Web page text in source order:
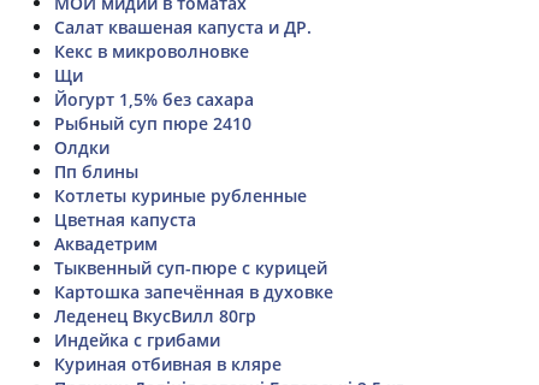
Салат квашеная капуста и ДР.
Кекс в микроволновке
Щи
Йогурт 1,5% без сахара
Рыбный суп пюре 2410
Олдки
Пп блины
Котлеты куриные рубленные
Цветная капуста
Аквадетрим
Тыквенный суп-пюре с курицей
Картошка запечённая в духовке
Леденец ВкусВилл 80гр
Индейка с грибами
Куриная отбивная в кляре